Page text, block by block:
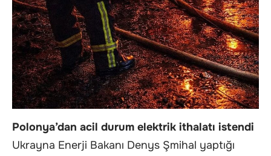
Polonya’dan acil durum elektrik ithalatı istendi
Ukrayna Enerji Bakanı Denys Şmihal yaptığı